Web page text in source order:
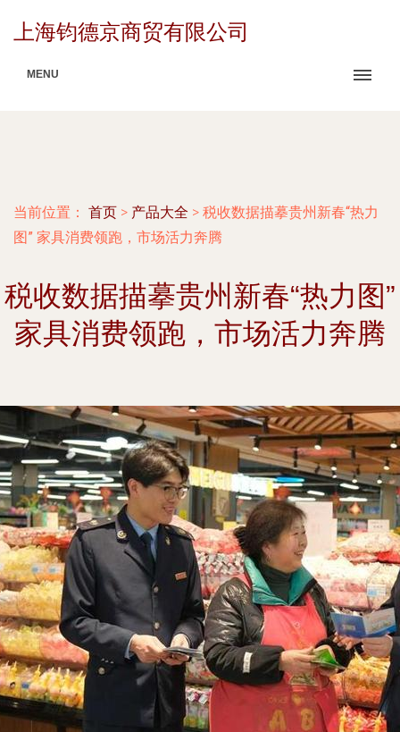
上海钧德京商贸有限公司
MENU
当前位置： 首页 > 产品大全 > 税收数据描摹贵州新春“热力
图” 家具消费领跑，市场活力奔腾
税收数据描摹贵州新春“热力图”
家具消费领跑，市场活力奔腾